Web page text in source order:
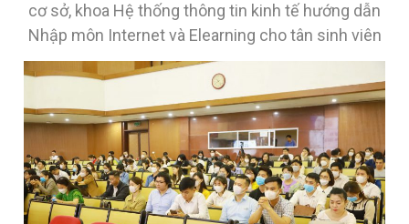
cơ sở, khoa Hệ thống thông tin kinh tế hướng dẫn
Nhập môn Internet và Elearning cho tân sinh viên